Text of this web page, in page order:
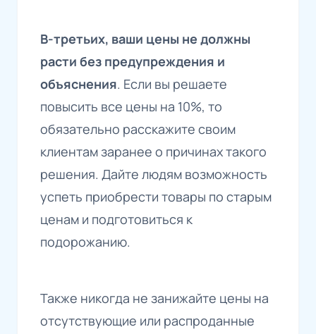
В-третьих, ваши цены не должны
расти без предупреждения и
объяснения. Если вы решаете
повысить все цены на 10%, то
обязательно расскажите своим
клиентам заранее о причинах такого
решения. Дайте людям возможность
успеть приобрести товары по старым
ценам и подготовиться к
подорожанию.
Также никогда не занижайте цены на
отсутствующие или распроданные